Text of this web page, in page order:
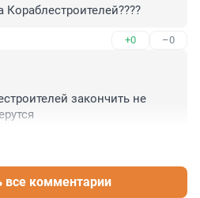
Кораблестроителей????
+0 –0
закончить не
все комментарии